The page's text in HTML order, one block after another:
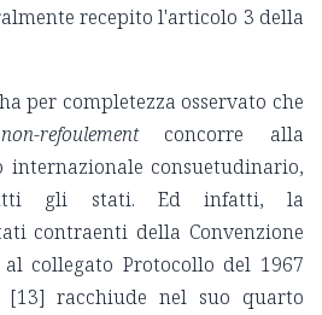
recepito l'articolo 3 della
per completezza osservato che
non-refoulementconcorre alla
consuetudinario,
gli stati. Ed infatti, la
contraenti della Convenzione
collegato Protocollo del 1967
[13] racchiude nel suo quarto